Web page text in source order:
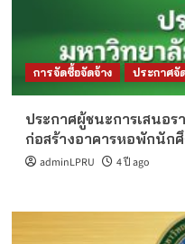
การจัดซื้อจัดจ้าง ประกาศจั
ประกาศผู้ชนะการเสนอร
ก่อสร้างอาคารหอพักนัก
adminLPRU 4 ปี ago